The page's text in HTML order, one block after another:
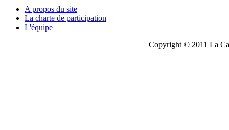
A propos du site
La charte de participation
L'équipe
Copyright © 2011 La